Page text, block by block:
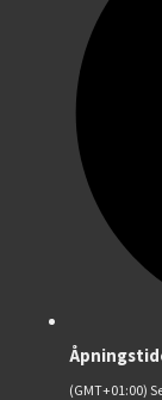
(GMT+01:00)